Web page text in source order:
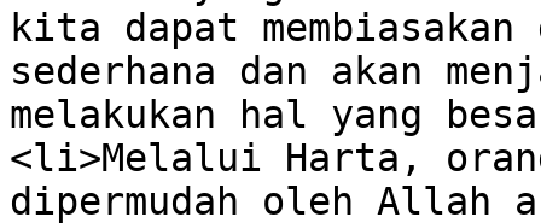
kita dapat
sederhana dan akan
melakukan hal yang
<li>Melalui Harta,
dipermudah oleh Allah